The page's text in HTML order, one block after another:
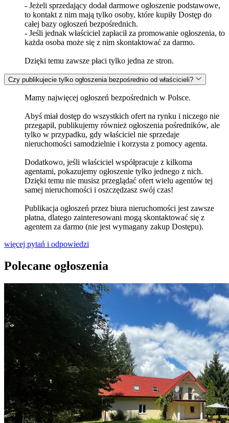
- Jeżeli sprzedający dodał darmowe ogłoszenie podstawowe,
to kontakt z nim mają tylko osoby, które kupiły Dostęp do
całej bazy ogłoszeń bezpośrednich.
- Jeśli jednak właściciel zapłacił za promowanie ogłoszenia, to
każda osoba może się z nim skontaktować za darmo.
Dzięki temu zawsze płaci tylko jedna ze stron.
Czy publikujecie tylko ogłoszenia bezpośrednio od właścicieli?
Mamy najwięcej ogłoszeń bezpośrednich w Polsce.
Abyś miał dostęp do wszystkich ofert na rynku i niczego nie
przegapił, publikujemy również ogłoszenia pośredników, ale
tylko w przypadku, gdy właściciel nie sprzedaje
nieruchomości samodzielnie i korzysta z pomocy agenta.
Dodatkowo, jeśli właściciel współpracuje z kilkoma
agentami, pokazujemy ogłoszenie tylko jednego z nich.
Dzięki temu nie musisz przeglądać ofert wielu agentów tej
samej nieruchomości i oszczędzasz swój czas!
Publikacja ogłoszeń przez biura nieruchomości jest zawsze
płatna, dlatego zainteresowani mogą skontaktować się z
agentem za darmo (nie jest wymagany zakup Dostępu).
więcej pytań i odpowiedzi
Polecane ogłoszenia